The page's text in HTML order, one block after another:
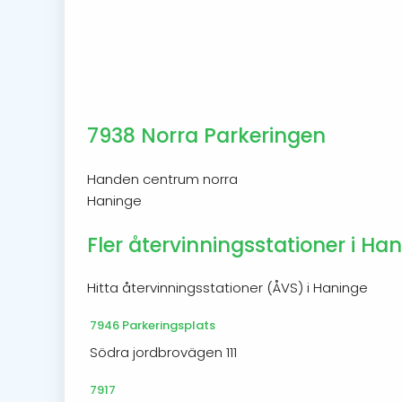
7938 Norra Parkeringen
Handen centrum norra
Haninge
Fler återvinningsstationer i
Hitta återvinningsstationer (ÅVS) i Haninge
7946 Parkeringsplats
Södra jordbrovägen 111
7917